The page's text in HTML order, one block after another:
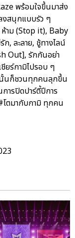
พร้อมใจขึ้นมาส่ง
งสนุกแบบรัว ๆ
าม (Stop it), Baby
, ละลาย, ชู้ทางไลน์
Out], รักกันอย่า
ยร์กามิไปรอบ ๆ
นั้นก็ชวนทุกคนลุกขึ้น
ารปิดปาร์ตี้ปีการ
โตมากับกามิ ทุกคน